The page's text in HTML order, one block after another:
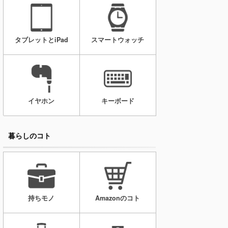
タブレットとiPad スマートウォッチ
イヤホン キーボード
暮らしのコト
持ちモノ Amazonのコト